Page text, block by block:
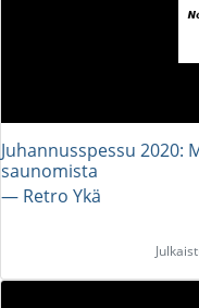
Juhannusspessu 2020:
saunomista
― Retro Ykä